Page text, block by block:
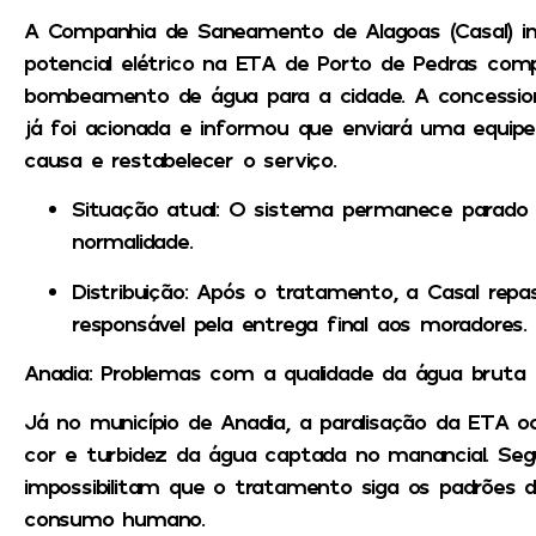
A Companhia de Saneamento de Alagoas (Casal)
potencial elétrico na ETA de Porto de Pedras
bombeamento de água para a cidade. A
já foi acionada e informou que enviará uma
causa e restabelecer o serviço.
Situação atual: O sistema permanece
normalidade.
Distribuição: Após o tratamento, a Casal
responsável pela entrega final aos moradores.
Anadia: Problemas com a qualidade da água bruta
Já no município de Anadia, a paralisação da ETA
cor e turbidez da água captada no manancial.
impossibilitam que o tratamento siga os padrões
consumo humano.